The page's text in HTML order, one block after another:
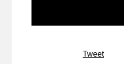
Tweet